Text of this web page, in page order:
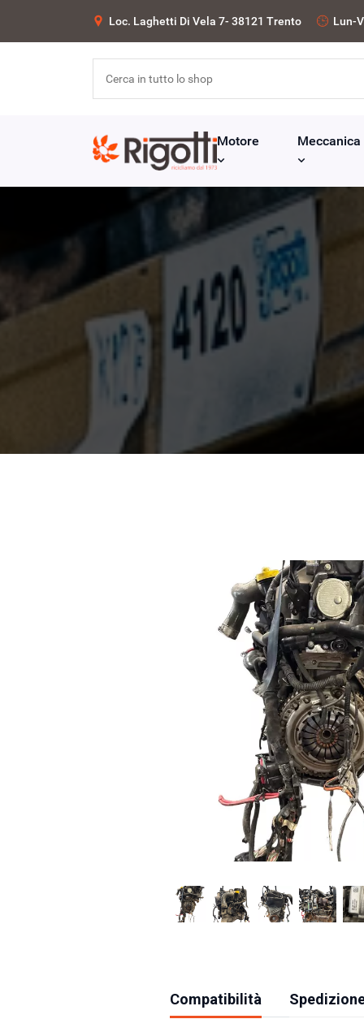
Loc. Laghetti Di Vela 7- 38121 Trento Lun-
Motore Meccanica
Compatibilità